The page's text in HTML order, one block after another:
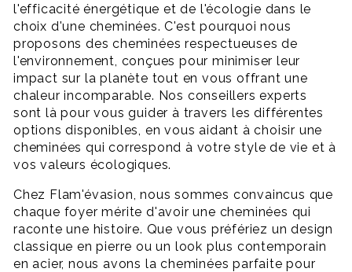
l'efficacité énergétique et de l'écologie dans le
choix d'une cheminées. C'est pourquoi nous
proposons des cheminées respectueuses de
l'environnement, conçues pour minimiser leur
impact sur la planète tout en vous offrant une
chaleur incomparable. Nos conseillers experts
sont là pour vous guider à travers les différentes
options disponibles, en vous aidant à choisir une
cheminées qui correspond à votre style de vie et à
vos valeurs écologiques.
Chez Flam'évasion, nous sommes convaincus que
chaque foyer mérite d'avoir une cheminées qui
raconte une histoire. Que vous préfériez un design
classique en pierre ou un look plus contemporain
en acier, nous avons la cheminées parfaite pour